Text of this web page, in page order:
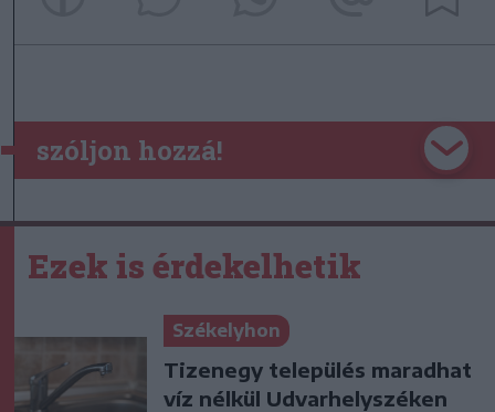
szóljon hozzá!
Ezek is érdekelhetik
Székelyhon
Tizenegy település maradhat
víz nélkül Udvarhelyszéken